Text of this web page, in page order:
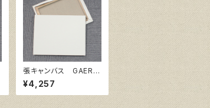
張キャンバス GAERA
F 15号
¥4,257